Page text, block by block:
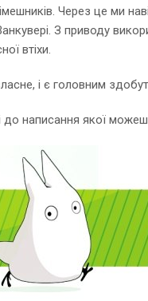
Через це ми
З приводу
втіхи.
і є головним
до написання якої